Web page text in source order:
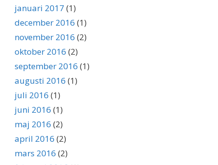
januari 2017 (1)
december 2016 (1)
november 2016 (2)
oktober 2016 (2)
september 2016 (1)
augusti 2016 (1)
juli 2016 (1)
juni 2016 (1)
maj 2016 (2)
april 2016 (2)
mars 2016 (2)